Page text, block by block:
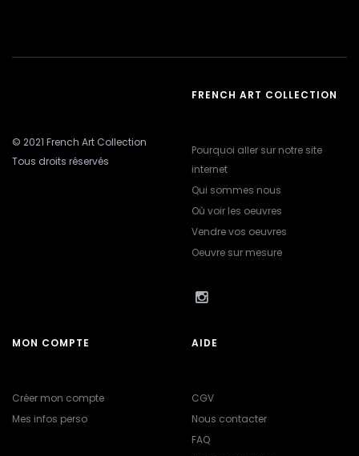
© 2021 French Art Collection
Tous droits réservés
FRENCH ART COLLECTION
Pourquoi aller sur notre site
internet
Qui sommes nous
Où voir les oeuvres
Vendre vos oeuvres
Oeuvre sur mesure
MON COMPTE
Créer mon compte
Mes infos perso
AIDE
CGV
Nous contacter
FAQ